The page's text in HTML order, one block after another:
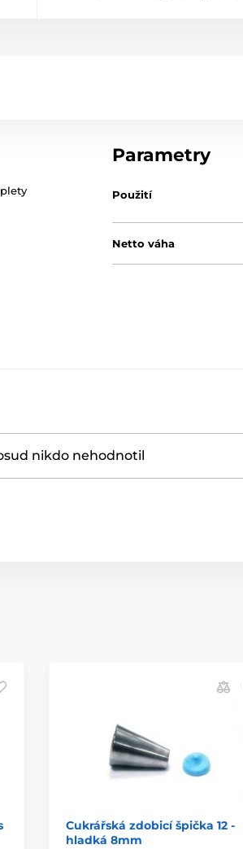
Parametry
Použití
Netto váha
nikdo nehodnotil
Cukrářská zdobicí špička 12 -
hladká 8mm